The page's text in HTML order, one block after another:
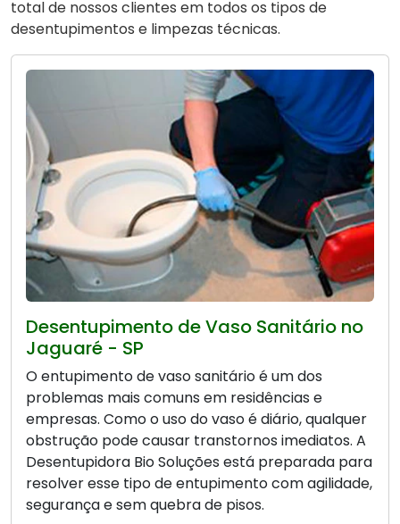
total de nossos clientes em todos os tipos de
desentupimentos e limpezas técnicas.
Desentupimento de Vaso Sanitário no
Jaguaré - SP
O entupimento de vaso sanitário é um dos
problemas mais comuns em residências e
empresas. Como o uso do vaso é diário, qualquer
obstrução pode causar transtornos imediatos. A
Desentupidora Bio Soluções está preparada para
resolver esse tipo de entupimento com agilidade,
segurança e sem quebra de pisos.